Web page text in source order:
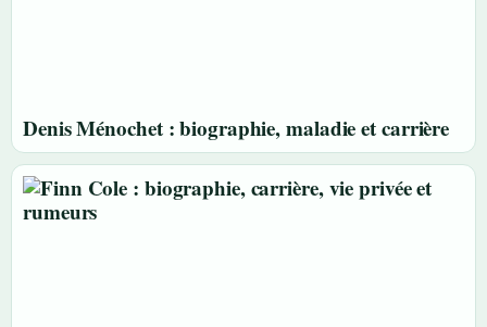
Denis Ménochet : biographie, maladie et carrière